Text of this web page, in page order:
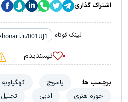
اشتراک گذاری
لینک کوتاه
۰ نپسندیدم
برچسب ها: یاسوج
حوزه هنری
ادبی تجلیل